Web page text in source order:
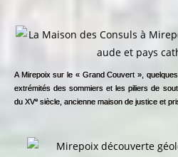
A Mirepoix sur le « Grand Couvert »,
extrémités des sommiers et les piliers de
du XVe siècle, ancienne maison de justice et